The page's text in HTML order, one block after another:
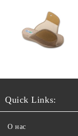
Quick Links:
О нас